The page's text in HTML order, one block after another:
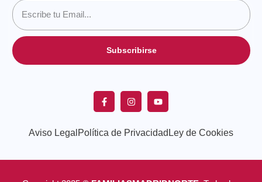
Subscribirse
Aviso Legal Política de Privacidad Ley de Cookies